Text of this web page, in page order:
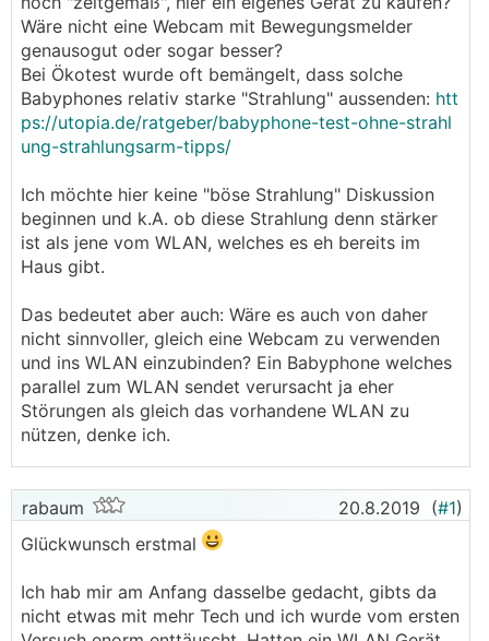
Wäre nicht eine Webcam mit Bewegungsmelder
genausogut oder sogar besser?
Bei Ökotest wurde oft bemängelt, dass solche
Babyphones relativ starke "Strahlung" aussenden: htt
ps://utopia.de/ratgeber/babyphone-test-ohne-strahl
ung-strahlungsarm-tipps/
Ich möchte hier keine "böse Strahlung" Diskussion
beginnen und k.A. ob diese Strahlung denn stärker
ist als jene vom WLAN, welches es eh bereits im
Haus gibt.
Das bedeutet aber auch: Wäre es auch von daher
nicht sinnvoller, gleich eine Webcam zu verwenden
und ins WLAN einzubinden? Ein Babyphone welches
parallel zum WLAN sendet verursacht ja eher
Störungen als gleich das vorhandene WLAN zu
nützen, denke ich.
rabaum 20.8.2019 (#1)
Glückwunsch erstmal
Ich hab mir am Anfang dasselbe gedacht, gibts da
nicht etwas mit mehr Tech und ich wurde vom ersten